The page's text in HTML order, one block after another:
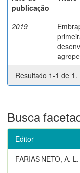
publicação
2019
Resultado 1-1 de 1.
Busca
Editor
FARIAS NETO, A.